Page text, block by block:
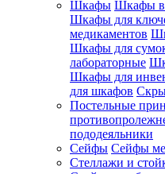
Шкафы Шкафы
Шкафы для
медикаментов
Шкафы для
лабораторные
Шкафы для
для шкафов
Постельные
пододеяльники
Сейфы Сейфы
Стеллажи и